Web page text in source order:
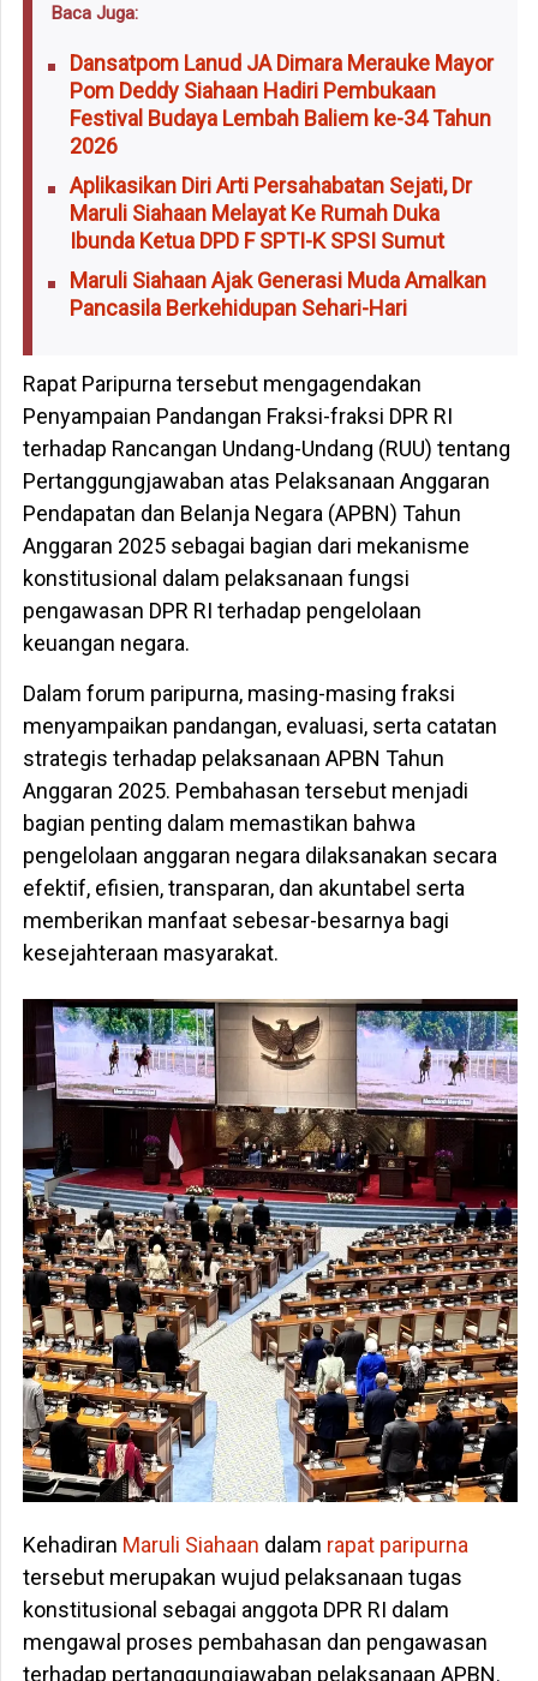
Baca Juga:
Dansatpom Lanud JA Dimara Merauke Mayor
Pom Deddy Siahaan Hadiri Pembukaan
Festival Budaya Lembah Baliem ke-34 Tahun
2026
Aplikasikan Diri Arti Persahabatan Sejati, Dr
Maruli Siahaan Melayat Ke Rumah Duka
Ibunda Ketua DPD F SPTI-K SPSI Sumut
Maruli Siahaan Ajak Generasi Muda Amalkan
Pancasila Berkehidupan Sehari-Hari
Rapat Paripurna tersebut mengagendakan
Penyampaian Pandangan Fraksi-fraksi DPR RI
terhadap Rancangan Undang-Undang (RUU) tentang
Pertanggungjawaban atas Pelaksanaan Anggaran
Pendapatan dan Belanja Negara (APBN) Tahun
Anggaran 2025 sebagai bagian dari mekanisme
konstitusional dalam pelaksanaan fungsi
pengawasan DPR RI terhadap pengelolaan
keuangan negara.
Dalam forum paripurna, masing-masing fraksi
menyampaikan pandangan, evaluasi, serta catatan
strategis terhadap pelaksanaan APBN Tahun
Anggaran 2025. Pembahasan tersebut menjadi
bagian penting dalam memastikan bahwa
pengelolaan anggaran negara dilaksanakan secara
efektif, efisien, transparan, dan akuntabel serta
memberikan manfaat sebesar-besarnya bagi
kesejahteraan masyarakat.
Kehadiran Maruli Siahaan dalam rapat paripurna
tersebut merupakan wujud pelaksanaan tugas
konstitusional sebagai anggota DPR RI dalam
mengawal proses pembahasan dan pengawasan
terhadap pertanggungjawaban pelaksanaan APBN.